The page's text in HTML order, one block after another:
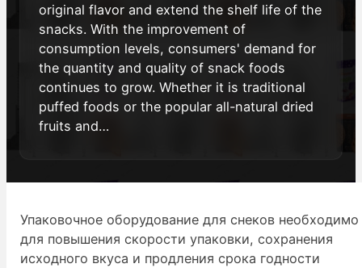
original flavor and extend the shelf life of the
snacks. With the improvement of
consumption levels, consumers' demand for
the quantity and quality of snack foods
continues to grow. Whether it is traditional
puffed foods or the popular all-natural dried
fruits and…
Упаковочное оборудование для снеков необходимо
для повышения скорости упаковки, сохранения
исходного вкуса и продления срока годности